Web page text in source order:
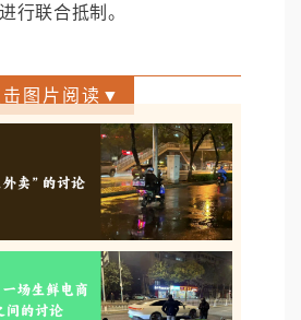
行联合抵制。
图片阅读▼